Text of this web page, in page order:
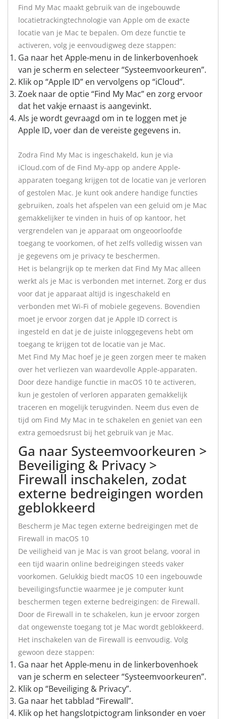
Find My Mac maakt gebruik van de ingebouwde
locatietrackingtechnologie van Apple om de exacte
locatie van je Mac te bepalen. Om deze functie te
activeren, volg je eenvoudigweg deze stappen:
Ga naar het Apple-menu in de linkerbovenhoek
van je scherm en selecteer “Systeemvoorkeuren”.
Klik op “Apple ID” en vervolgens op “iCloud”.
Zoek naar de optie “Find My Mac” en zorg ervoor
dat het vakje ernaast is aangevinkt.
Als je wordt gevraagd om in te loggen met je
Apple ID, voer dan de vereiste gegevens in.
Zodra Find My Mac is ingeschakeld, kun je via
iCloud.com of de Find My-app op andere Apple-
apparaten toegang krijgen tot de locatie van je verloren
of gestolen Mac. Je kunt ook andere handige functies
gebruiken, zoals het afspelen van een geluid om je Mac
gemakkelijker te vinden in huis of op kantoor, het
vergrendelen van je apparaat om ongeoorloofde
toegang te voorkomen, of het zelfs volledig wissen van
je gegevens om je privacy te beschermen.
Het is belangrijk op te merken dat Find My Mac alleen
werkt als je Mac is verbonden met internet. Zorg er dus
voor dat je apparaat altijd is ingeschakeld en
verbonden met Wi-Fi of mobiele gegevens. Bovendien
moet je ervoor zorgen dat je Apple ID correct is
ingesteld en dat je de juiste inloggegevens hebt om
toegang te krijgen tot de locatie van je Mac.
Met Find My Mac hoef je je geen zorgen meer te maken
over het verliezen van waardevolle Apple-apparaten.
Door deze handige functie in macOS 10 te activeren,
kun je gestolen of verloren apparaten gemakkelijk
traceren en mogelijk terugvinden. Neem dus even de
tijd om Find My Mac in te schakelen en geniet van een
extra gemoedsrust bij het gebruik van je Mac.
Ga naar Systeemvoorkeuren >
Beveiliging & Privacy >
Firewall inschakelen, zodat
externe bedreigingen worden
geblokkeerd
Bescherm je Mac tegen externe bedreigingen met de
Firewall in macOS 10
De veiligheid van je Mac is van groot belang, vooral in
een tijd waarin online bedreigingen steeds vaker
voorkomen. Gelukkig biedt macOS 10 een ingebouwde
beveiligingsfunctie waarmee je je computer kunt
beschermen tegen externe bedreigingen: de Firewall.
Door de Firewall in te schakelen, kun je ervoor zorgen
dat ongewenste toegang tot je Mac wordt geblokkeerd.
Het inschakelen van de Firewall is eenvoudig. Volg
gewoon deze stappen:
Ga naar het Apple-menu in de linkerbovenhoek
van je scherm en selecteer “Systeemvoorkeuren”.
Klik op “Beveiliging & Privacy”.
Ga naar het tabblad “Firewall”.
Klik op het hangslotpictogram linksonder en voer